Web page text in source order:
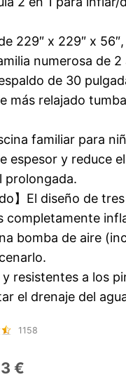
229″ x 229″ x
numerosa de
de 30
más relajado
familiar para
espesor y reduce
prolongada.
】El diseño de
completamente
bomba de aire
resistentes a los
el drenaje del
1158
€